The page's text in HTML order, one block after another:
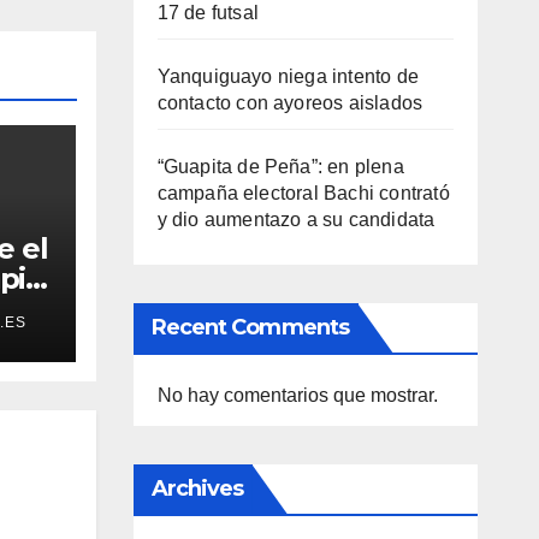
el
17 de futsal
Yanquiguayo niega intento de
contacto con ayoreos aislados
“Guapita de Peña”: en plena
campaña electoral Bachi contrató
y dio aumentazo a su candidata
Recent Comments
No hay comentarios que mostrar.
Archives